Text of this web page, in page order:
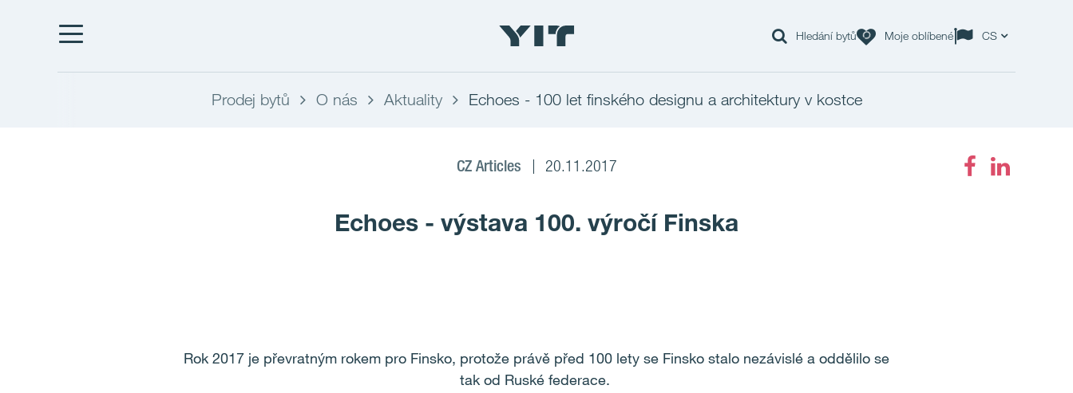
Hledání bytů Moje oblíbené CS
Prodej bytů O nás Aktuality Echoes - 100 let finského designu a architektury v kostce
CZ Articles 20.11.2017
Echoes - výstava 100. výročí Finska
Rok 2017 je převratným rokem pro Finsko, protože právě před 100 lety se Finsko stalo nezávislé a oddělilo se
tak od Ruské federace.